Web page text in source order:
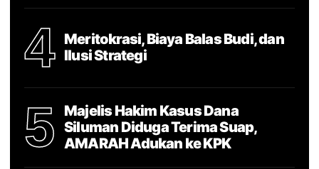
4
Meritokrasi, Biaya Balas Budi, dan
Ilusi Strategi
5
Majelis Hakim Kasus Dana
Siluman Diduga Terima Suap,
AMARAH Adukan ke KPK